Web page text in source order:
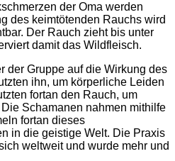
der Oma werden
des keimtötenden Rauchs wird
Der Rauch zieht bis unter
damit das Wildfleisch.
der Gruppe auf die Wirkung des
ihn, um körperliche Leiden
fortan den Rauch, um
Schamanen nahmen mithilfe
fortan dieses
in die geistige Welt. Die Praxis
weltweit und wurde mehr und